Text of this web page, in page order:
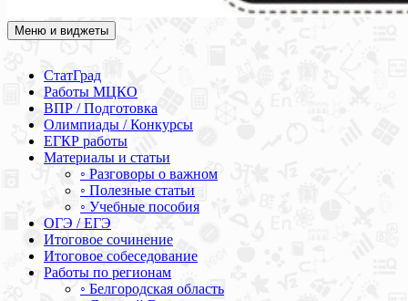
Академия СОВА
Подготовка к ЕГЭ, ОГЭ, ВПР, МЦКО, СтатГрад, КДР, ВОШ,
Меню и виджеты
СтатГрад
Работы МЦКО
ВПР / Подготовка
Олимпиады / Конкурсы
ЕГКР работы
Материалы и статьи
◦ Разговоры о важном
◦ Полезные статьи
◦ Учебные пособия
ОГЭ / ЕГЭ
Итоговое сочинение
Итоговое собеседование
Работы по регионам
◦ Белгородская область